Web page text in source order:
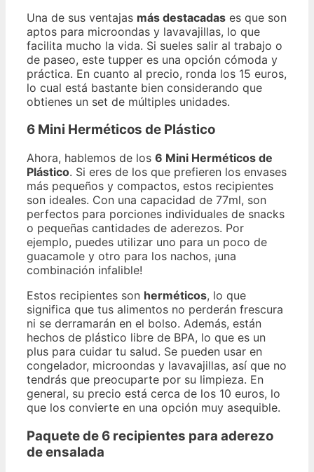
Una de sus ventajas más destacadas es que son
aptos para microondas y lavavajillas, lo que
facilita mucho la vida. Si sueles salir al trabajo o
de paseo, este tupper es una opción cómoda y
práctica. En cuanto al precio, ronda los 15 euros,
lo cual está bastante bien considerando que
obtienes un set de múltiples unidades.
6 Mini Herméticos de Plástico
Ahora, hablemos de los 6 Mini Herméticos de
Plástico. Si eres de los que prefieren los envases
más pequeños y compactos, estos recipientes
son ideales. Con una capacidad de 77ml, son
perfectos para porciones individuales de snacks
o pequeñas cantidades de aderezos. Por
ejemplo, puedes utilizar uno para un poco de
guacamole y otro para los nachos, ¡una
combinación infalible!
Estos recipientes son herméticos, lo que
significa que tus alimentos no perderán frescura
ni se derramarán en el bolso. Además, están
hechos de plástico libre de BPA, lo que es un
plus para cuidar tu salud. Se pueden usar en
congelador, microondas y lavavajillas, así que no
tendrás que preocuparte por su limpieza. En
general, su precio está cerca de los 10 euros, lo
que los convierte en una opción muy asequible.
Paquete de 6 recipientes para aderezo
de ensalada